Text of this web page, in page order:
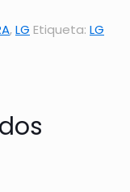
,LG Etiqueta: LG